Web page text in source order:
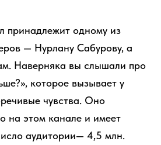
принадлежит одному из
— Нурлану Сабурову, а
Наверняка вы слышали про
которое вызывает у
чувства. Оно
на этом канале и имеет
аудитории— 4,5 млн.